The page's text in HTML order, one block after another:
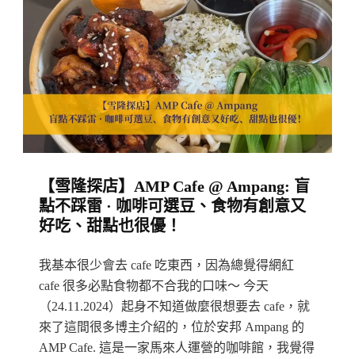
【雪隆探店】AMP Cafe @ Ampang: 盲
點不踩雷 · 咖啡可選豆、食物有創意又
好吃、甜點也很優！
我基本很少會去 cafe 吃東西，因為總覺得網紅
cafe 很多必點食物都不合我的口味～ 今天
（24.11.2024）起身不知道做麼很想要去 cafe，就
來了這間很多博主介紹的，位於安邦 Ampang 的
AMP Cafe. 這是一家馬來人運營的咖啡館，我覺得